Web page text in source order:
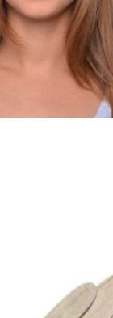
90,00€